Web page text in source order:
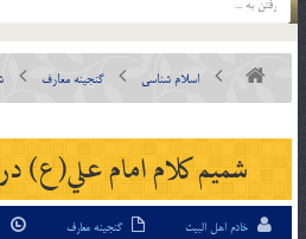
اسلام شناسی گنجینه معارف
شميم کلام امام علي(ع)
خادم اهل البیت گنجینه معارف